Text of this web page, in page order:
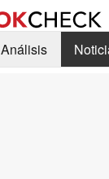
Análisis